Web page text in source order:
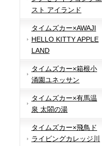
スト アイランド
タイムズカー×AWAJI
HELLO KITTY APPLE
LAND
タイムズカー×箱根小
涌園ユネッサン
タイムズカー×有馬温
泉 太閤の湯
タイムズカー×飛鳥ド
ライビングカレッジ川